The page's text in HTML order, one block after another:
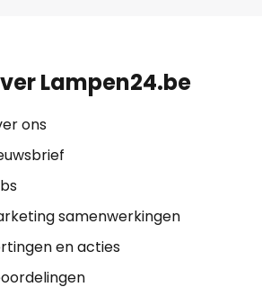
Lampen24.be
ons
samenwerkingen
en acties